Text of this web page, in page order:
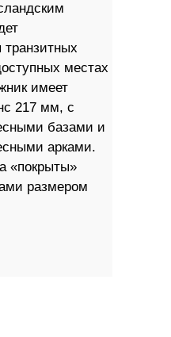
транзитных
местах
имеет
217 мм, с
базами и
арками.
«покрыты»
размером